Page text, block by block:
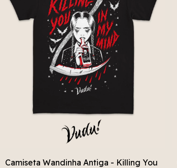
Camiseta Wandinha Antiga - Killing You